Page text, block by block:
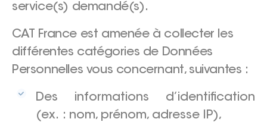
service(s) demandé(s).
CAT France est amenée à collecter les
différentes catégories de Données
Personnelles vous concernant, suivantes :
Des informations d’identification
(ex. : nom, prénom, adresse IP),